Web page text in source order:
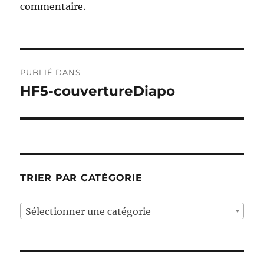
commentaire.
de
PUBLIÉ DANS
HF5-couvertureDiapo
TRIER PAR CATÉGORIE
Sélectionner une catégorie